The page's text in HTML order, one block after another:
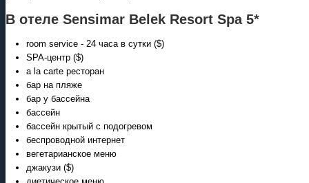
В отеле Sensimar Belek Resort Spa 5*
room service - 24 часа в сутки ($)
SPA-центр ($)
а la carte ресторан
бар на пляже
бар у бассейна
бассейн
бассейн крытый с подогревом
беспроводной интернет
вегетарианское меню
джакузи ($)